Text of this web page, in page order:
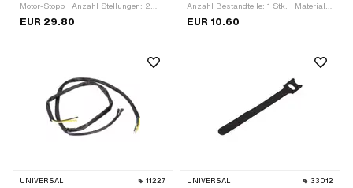
Motor-Stopp · Anzahl Stellungen: 2
Stk. · Ø Lenker: 22 mm
EUR 29.80
Anzahl Bestandteile: 1 Stk. · Material:
Kunststoff · Material: Stahl · Anzahl
Höhe: 6.5 mm · Anwendungsbereich:
EUR 10.60
UNIVERSAL 11227 UNIVERSAL 33012